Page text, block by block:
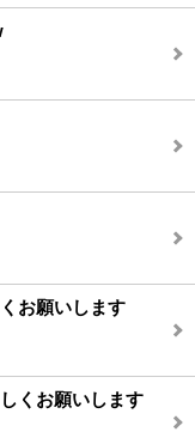
お願いします
くお願いします